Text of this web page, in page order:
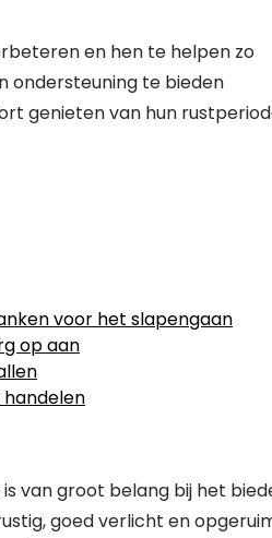
en hen te helpen zo
ondersteuning te bieden
genieten van hun
voor het slapengaan
op aan
van groot belang bij het
goed verlicht en